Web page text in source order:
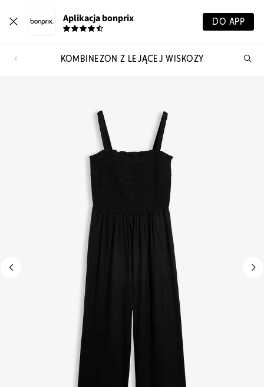
Aplikacja bonprix DO APP
KOMBINEZON Z LEJĄCEJ WISKOZY